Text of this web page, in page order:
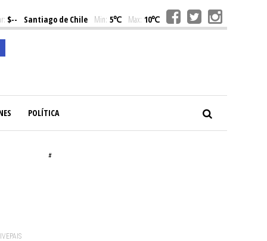
$-- Santiago de Chile Min: 5℃ Max: 10℃
POLÍTICA
#